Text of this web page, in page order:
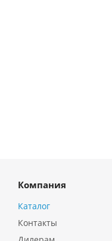
Компания
Каталог
Контакты